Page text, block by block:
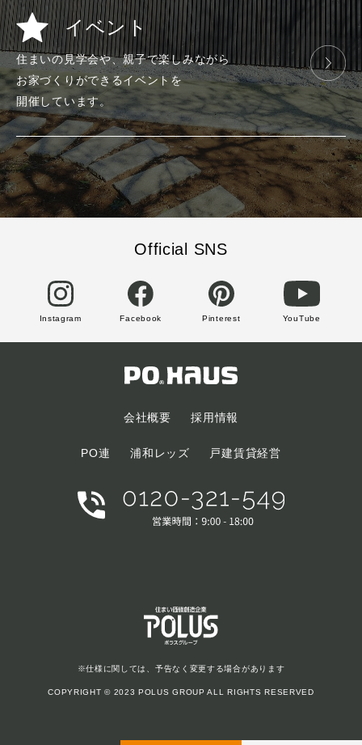
イベント
住まいの見学会や、親子で楽しみながら
お家づくりができるイベントを
開催しています。
Official SNS
Instagram Facebook Pinterest YouTube
会社概要 採用情報
PO連 浦和レッズ 戸建賃貸経営
※仕様に関しては、予告なく変更する場合があります
COPYRIGHT © 2023 POLUS GROUP ALL RIGHTS RESERVED